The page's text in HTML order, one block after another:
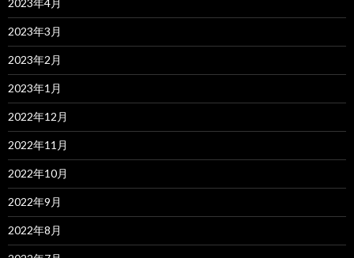
2023年3月
2023年2月
2023年1月
2022年12月
2022年11月
2022年10月
2022年9月
2022年8月